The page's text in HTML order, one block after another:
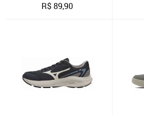
R$89,90